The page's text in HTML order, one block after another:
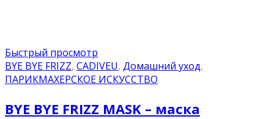
Быстрый просмотр
BYE BYE FRIZZ, CADIVEU, Домашний уход,
ПАРИКМАХЕРСКОЕ ИСКУССТВО
BYE BYE FRIZZ MASK – маска